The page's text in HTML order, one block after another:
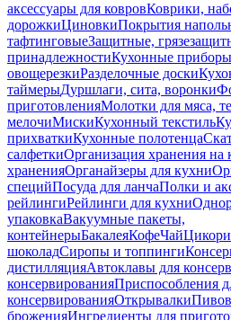
аксессуары для ковровКоврики,
дорожкиЦиновкиПокрытия
тафтинговыеЗащитные,
принадлежностиКухонные приборы
овощерезкиРазделочные доски
таймерыДуршлаги, сита, воронки
приготовленияМолотки для мяса,
мелочиМискиКухонный текстиль
прихваткиКухонные полотенца
салфеткиОрганизация хранения на
храненияОрганайзеры для кухни
специйПосуда для ланчаПолки и
рейлингиРейлинги для кухни
упаковкаВакуумные пакеты,
контейнерыБакалеяКофеЧай
шоколадСиропы и топпинги
дистилляцияАвтоклавы для
консервированияПриспособления
консервированияОткрывалки
броженияИнгредиенты для